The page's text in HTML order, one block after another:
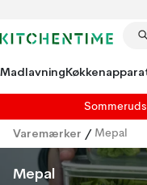
Madlavning
S
Varemærker / Mepal
Mepal